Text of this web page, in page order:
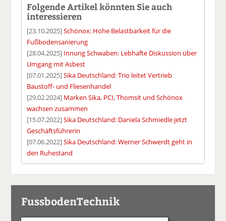
Folgende Artikel könnten Sie auch
interessieren
[23.10.2025]Schönox: Hohe Belastbarkeit für die
Fußbodensanierung
[28.04.2025] Innung Schwaben: Lebhafte Diskussion über
Umgang mit Asbest
[07.01.2025]Sika Deutschland: Trio leitet Vertrieb
Baustoff- und Fliesenhandel
[29.02.2024] Marken Sika, PCI, Thomsit und Schönox
wachsen zusammen
[15.07.2022]Sika Deutschland: Daniela Schmiedle jetzt
Geschäftsführerin
[07.06.2022]Sika Deutschland: Werner Schwerdt geht in
den Ruhestand
FussbodenTechnik